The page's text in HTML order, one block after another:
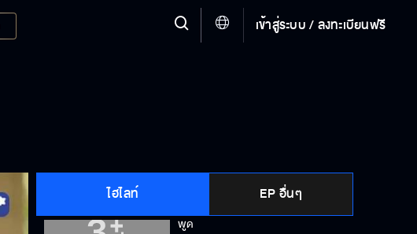
เข้าสู่ระบบ / ลงทะเบียนฟรี
ไฮไลท์ EP อื่นๆ
บีบแตรเท่าไหร่ก็ไม่ได้ยินหรอก
แม่ไม่ละอายใจบ้างเหรอที่ไม่รักษาคำ
พูด